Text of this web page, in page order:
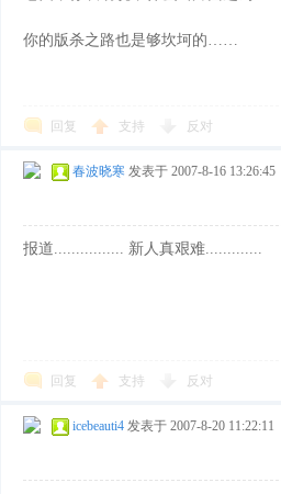
你的版杀之路也是够坎坷的……
回复 支持 反对
春波晓寒 发表于 2007-8-16 13:26:45
报道................ 新人真艰难.............
回复 支持 反对
icebeauti4 发表于 2007-8-20 11:22:11